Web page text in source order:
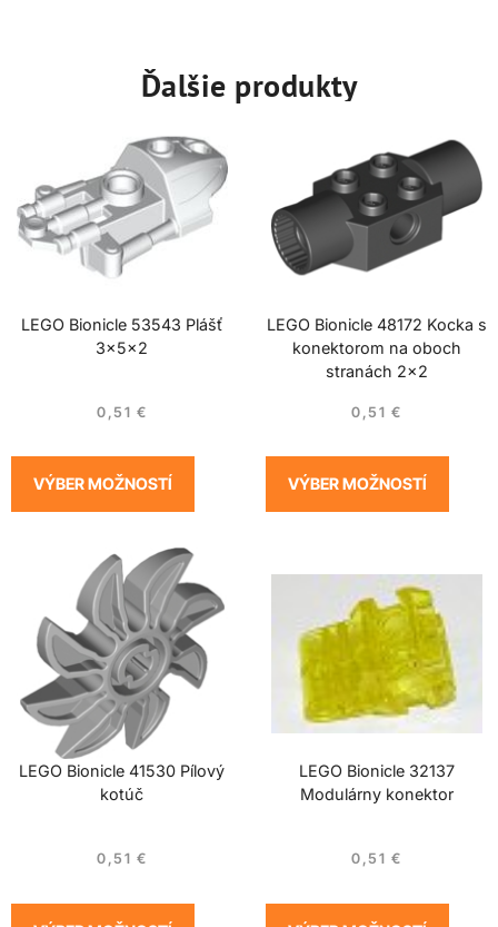
Ďalšie produkty
LEGO Bionicle 53543 Plášť
3x5x2
0,51 €
VÝBER MOŽNOSTÍ
LEGO Bionicle 48172 Kocka s
konektorom na oboch
stranách 2×2
0,51 €
VÝBER MOŽNOSTÍ
LEGO Bionicle 41530 Pílový
kotúč
0,51 €
LEGO Bionicle 32137
Modulárny konektor
0,51 €